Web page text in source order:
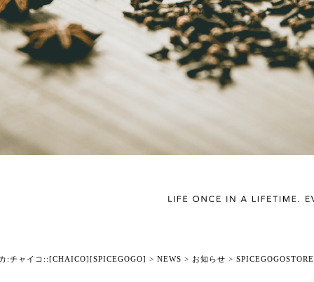
:チャイコ::[CHAICO][SPICEGOGO] > NEWS > お知らせ >